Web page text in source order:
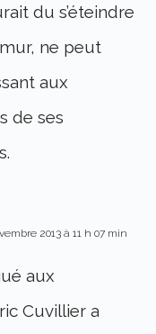
du s’éteindre
ne peut
aux
de ses
2013 à 11 h 07 min
aux
Cuvillier a